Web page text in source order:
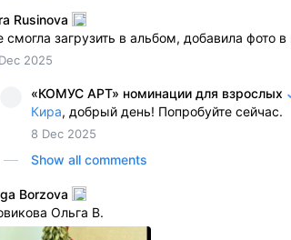
Rusinova
смогла загрузить в альбом, добавила фото
2025
«КОМУС АРТ» номинации для взрослых
Кира, добрый день! Попробуйте сейчас.
8 Dec 2025
Show all comments
Borzova
Ольга В.